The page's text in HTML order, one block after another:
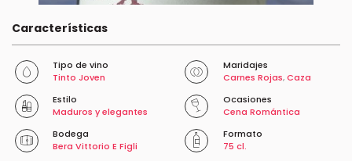
Características
Tipo de vino
Tinto Joven
Maridajes
Carnes Rojas,Caza
Estilo
Maduros y elegantes
Ocasiones
Cena Romántica
Bodega
Bera Vittorio E Figli
Formato
75 cl.